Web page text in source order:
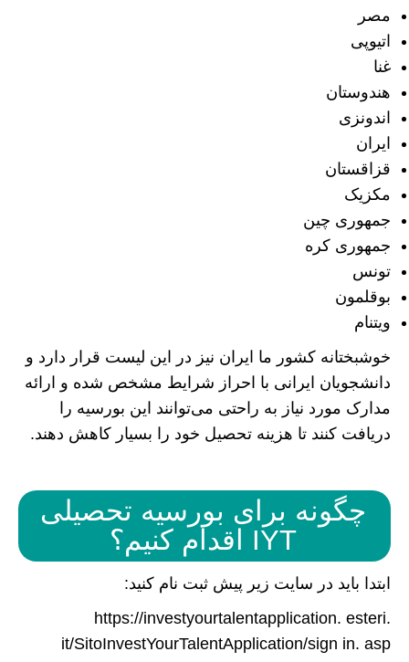
مصر
اتیوپی
غنا
هندوستان
اندونزی
ایران
قزاقستان
مکزیک
جمهوری چین
جمهوری کره
تونس
بوقلمون
ویتنام
خوشبختانه کشور ما ایران نیز در این لیست قرار دارد و
دانشجویان ایرانی با احراز شرایط مشخص شده و ارائه
مدارک مورد نیاز به راحتی می‌توانند این بورسیه را
دریافت کنند تا هزینه تحصیل خود را بسیار کاهش دهند.
چگونه برای بورسیه تحصیلی
IYT اقدام کنیم؟
ابتدا باید در سایت زیر پیش ثبت نام کنید:
https://investyourtalentapplication. esteri.
it/SitoInvestYourTalentApplication/sign in. asp